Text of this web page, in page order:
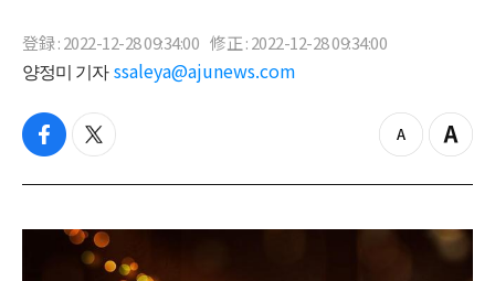
登録 : 2022-12-28 09:34:00 修正 : 2022-12-28 09:34:00
양정미 기자 ssaleya@ajunews.com
f
c
b
t
i
t
e
r
z
o
o
u
Z
o
i
n